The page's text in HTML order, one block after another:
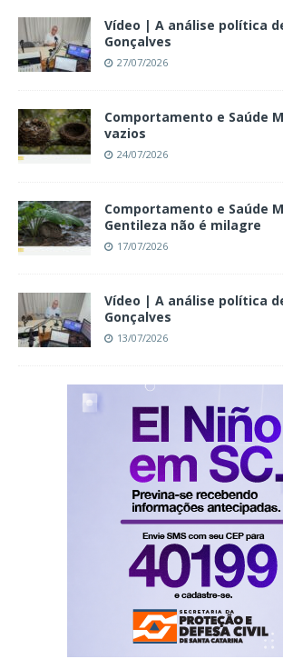
Vídeo | A análise política
Gonçalves
27/07/2026
Comportamento e Saúde
vazios
24/07/2026
Comportamento e Saúde
Gentileza não é milagre
17/07/2026
Vídeo | A análise política
Gonçalves
13/07/2026